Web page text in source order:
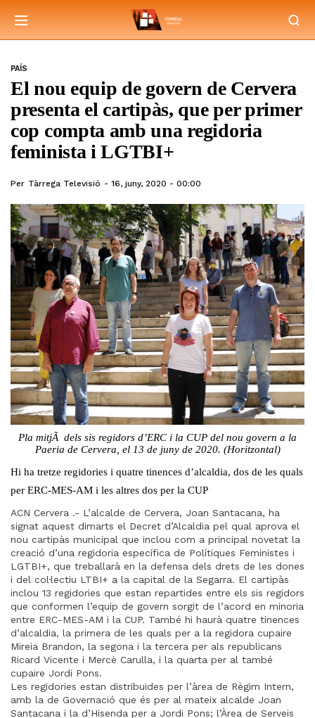
PAÍS
El nou equip de govern de Cervera
presenta el cartipàs, que per primer
cop compta amb una regidoria
feminista i LGTBI+
Per Tàrrega Televisió 16, juny, 2020 - 00:00
Pla mitjÃ dels sis regidors d’ERC i la CUP del nou govern a la
Paeria de Cervera, el 13 de juny de 2020. (Horitzontal)
Hi ha tretze regidories i quatre tinences d’alcaldia, dos de les quals
per ERC-MES-AM i les altres dos per la CUP
ACN Cervera .- L’alcalde de Cervera, Joan Santacana, ha
signat aquest dimarts el Decret d’Alcaldia pel qual aprova el
nou cartipàs municipal que inclou com a principal novetat la
creació d’una regidoria específica de Polítiques Feministes i
LGTBI+, que treballarà en la defensa dels drets de les dones
i del col·lectiu LTBI+ a la capital de la Segarra. El cartipàs
inclou 13 regidories que estan repartides entre els sis regidors
que conformen l’equip de govern sorgit de l’acord en minoria
entre ERC-MES-AM i la CUP. També hi haurà quatre tinences
d’alcaldia, la primera de les quals per a la regidora cupaire
Mireia Brandon, la segona i la tercera per als republicans
Ricard Vicente i Mercè Carulla, i la quarta per al també
cupaire Jordi Pons.
Les regidories estan distribuïdes per l’àrea de Règim Intern,
amb la de Governació que és per al mateix alcalde Joan
Santacana i la d’Hisenda per a Jordi Pons; l’Àrea de Serveis